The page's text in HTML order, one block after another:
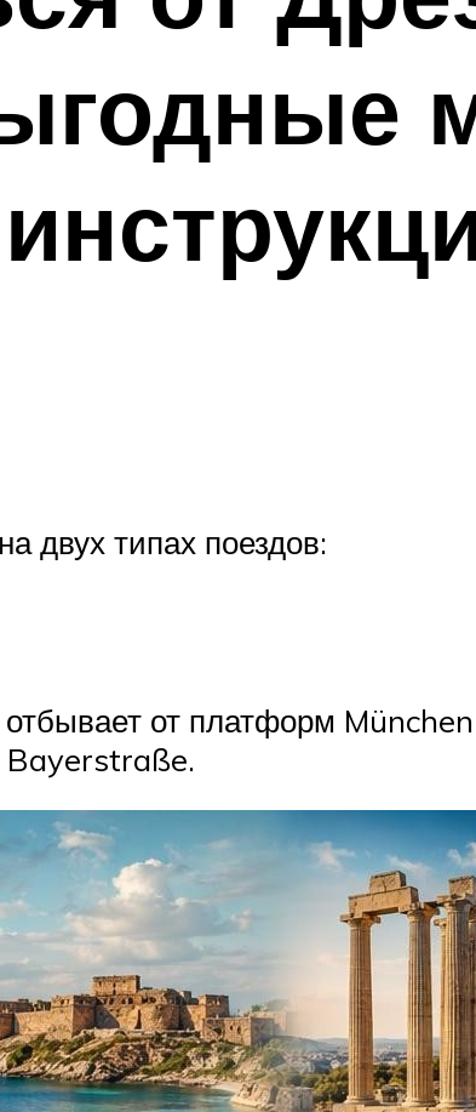
двух типах поездов:
от платформ
Bayerstraße.